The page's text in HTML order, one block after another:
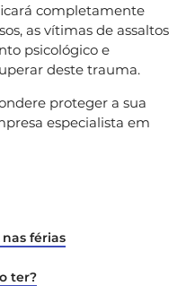
completamente
as vítimas de assaltos
psicológico e
deste trauma.
proteger a sua
especialista em
férias
ter?